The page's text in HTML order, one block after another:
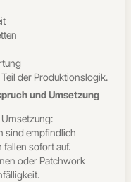
der Produktionslogik.
und Umsetzung
sind empfindlich
sofort auf.
oder Patchwork